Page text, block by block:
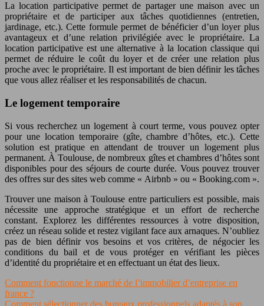
La location participative permet de partager une maison avec un
propriétaire et de participer aux tâches quotidiennes (entretien,
jardinage, etc.). Cette formule permet de bénéficier d’un loyer plus
avantageux et d’une relation privilégiée avec le propriétaire. La
location participative est une alternative à la location classique qui
permet de réduire le coût du loyer et de créer une relation plus
proche avec le propriétaire. Il est important de bien définir les tâches
que vous allez réaliser et les responsabilités de chacun.
Le logement temporaire
Si vous recherchez un logement à court terme, vous pouvez opter
pour une location temporaire (gîte, chambre d’hôtes, etc.). Cette
solution est pratique en attendant de trouver un logement plus
permanent. À Toulouse, de nombreux gîtes et chambres d’hôtes sont
disponibles pour des séjours de courte durée. Vous pouvez trouver
des offres sur des sites web comme « Airbnb » ou « Booking.com ».
Trouver une maison à Toulouse entre particuliers est possible, mais
nécessite une approche stratégique et un effort de recherche
constant. Explorez les différentes ressources à votre disposition,
créez un réseau solide et restez vigilant face aux arnaques. N’oubliez
pas de bien définir vos besoins et vos critères, de négocier les
conditions du bail et de vous protéger en vérifiant les pièces
d’identité du propriétaire et en effectuant un état des lieux.
Comment fonctionne le marché de l’immobilier d’entreprise en
france ?
Comment sélectionner des bureaux professionnels adaptés à son